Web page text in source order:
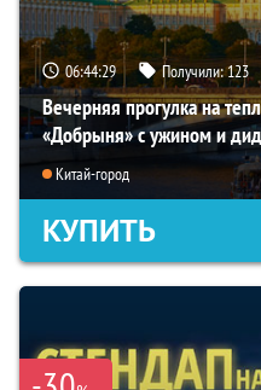
06:44:28 Получили:123
Вечерняя прогулка на
«Добрыня» с ужином и
Китай-город
КУПИТЬ